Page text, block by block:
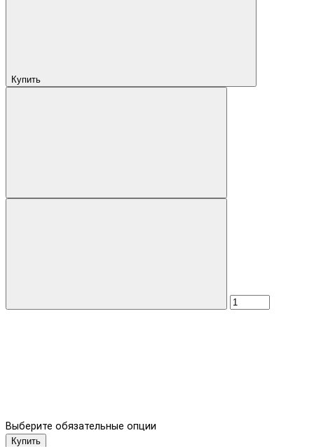
Купить
Выберите обязательные опции
Купить